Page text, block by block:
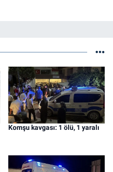
Komşu kavgası: 1 ölü, 1 yaralı